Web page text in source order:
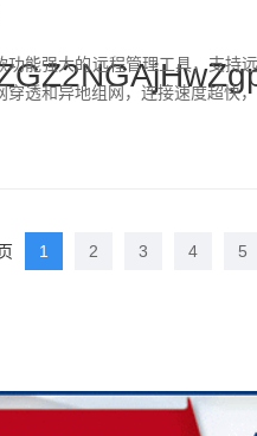
功能强大的远程管理工具，支持
穿透和异地组网，连接速度超快
1 2 3 4 5